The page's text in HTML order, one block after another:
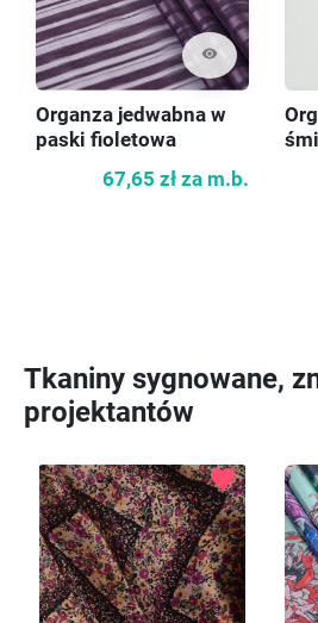
visibility
Organza jedwabna w
paski fioletowa
67,65 zł za m.b.
Tkaniny sygnowane,
projektantów
favorite